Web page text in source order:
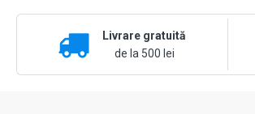
Livrare gratuită
de la 500 lei